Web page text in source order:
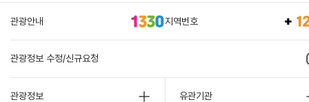
관광안내 지역번호
관광정보 수정/신규요청
관광정보 유관기관